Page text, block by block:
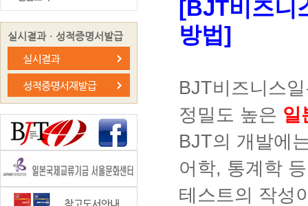
실시결과ㆍ성적증명서발급
[BJT비즈니
방법]
BJT비즈니스
정밀도 높은 일
BJT의 개발에
어학, 통계학
테스트의 작성